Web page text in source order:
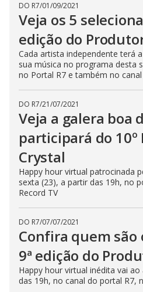
DO R7/01/09/2021
Veja os 5
edição do
Cada artista independente terá
sua música no programa desta
no Portal R7 e também no
DO R7/21/07/2021
Veja a galera boa
participará do
Crystal
Happy hour virtual patrocinada
sexta (23), a partir das 19h, no
Record TV
DO R7/07/07/2021
Confira quem são
9ª edição do
Happy hour virtual inédita vai
das 19h, no canal do portal R7,